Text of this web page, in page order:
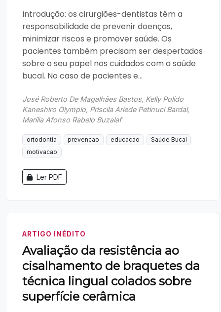
Introdução: os cirurgiões-dentistas têm a
responsabilidade de prevenir doenças,
minimizar riscos e promover saúde. Os
pacientes também precisam ser despertados
sobre o seu papel nos cuidados com a saúde
bucal. No caso de pacientes e...
José Roberto De Magalhães Bastos, Kelly Polido
Kaneshiro Olympio, Priscila Ariede Petinuci Bardal,
Marília Afonso Rabelo Buzalaf
ortodontia prevencao educacao
Saúde Bucal
motivacao
Ler PDF
ARTIGO INÉDITO
Avaliação da resistência ao
cisalhamento de braquetes da
técnica lingual colados sobre
superfície cerâmica